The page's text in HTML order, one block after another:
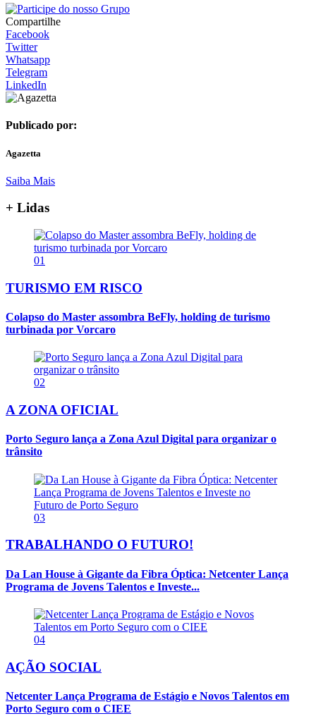
Compartilhe
Facebook
Twitter
Whatsapp
Telegram
LinkedIn
Publicado por:
Agazetta
Saiba Mais
+ Lidas
01
TURISMO EM RISCO
Colapso do Master assombra BeFly, holding de turismo
turbinada por Vorcaro
02
A ZONA OFICIAL
Porto Seguro lança a Zona Azul Digital para organizar o
trânsito
03
TRABALHANDO O FUTURO!
Da Lan House à Gigante da Fibra Óptica: Netcenter Lança
Programa de Jovens Talentos e Investe...
04
AÇÃO SOCIAL
Netcenter Lança Programa de Estágio e Novos Talentos em
Porto Seguro com o CIEE